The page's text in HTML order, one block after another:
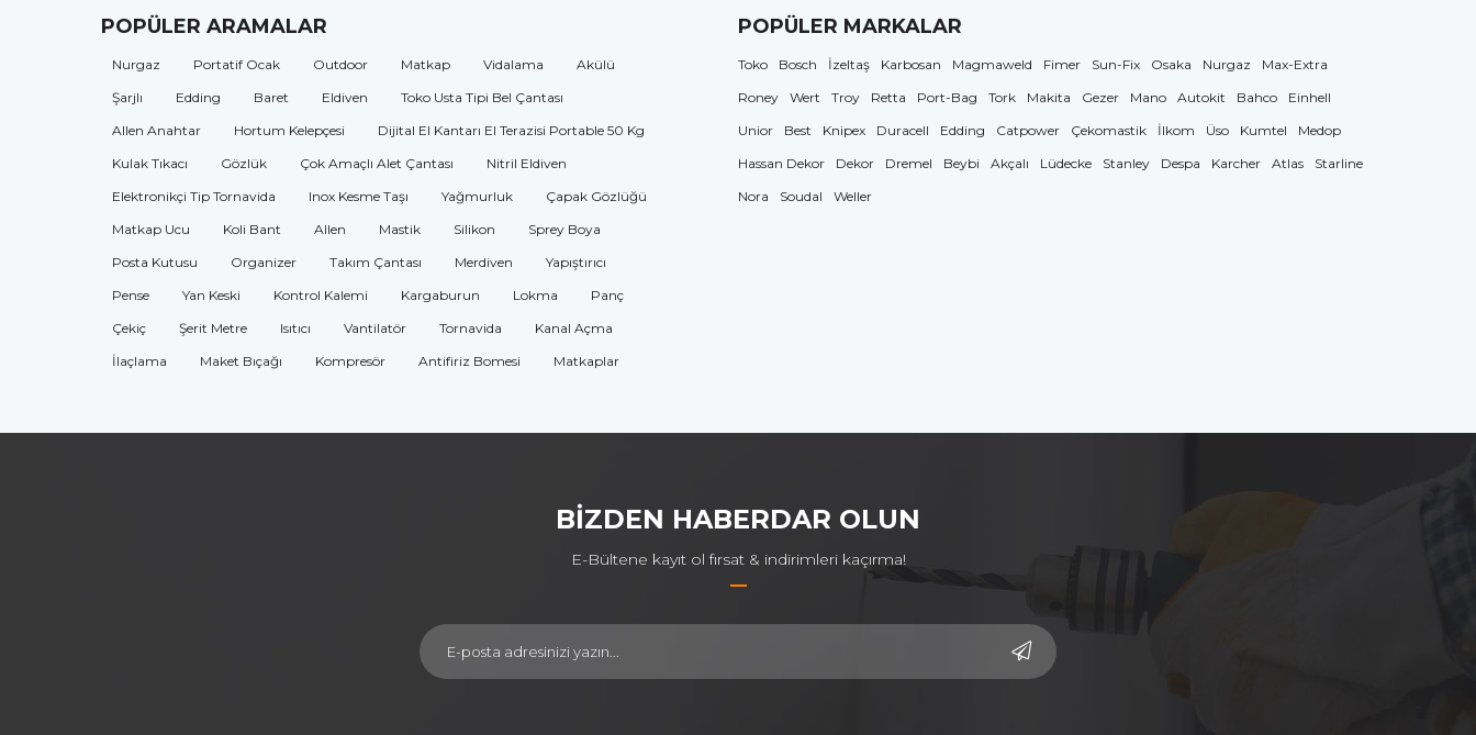
POPÜLER ARAMALAR
Nurgaz Portatif Ocak Outdoor Matkap Vidalama
Akülü
Şarjlı
Edding Baret Eldiven
Toko Usta Tipi Bel Çantası
Allen Anahtar
Hortum Kelepçesi
Dijital El Kantarı El Terazisi Portable 50 Kg
Kulak Tıkacı
Gözlük Çok Amaçlı Alet Çantası
Nitril Eldiven
Elektronikçi Tip Tornavida
Inox Kesme Taşı Yağmurluk
Çapak Gözlüğü
Matkap Ucu
Koli Bant Allen Mastik Silikon
Sprey Boya
Posta Kutusu
Organizer Takım Çantası Merdiven
Yapıştırıcı
Pense
Yan Keski Kontrol Kalemi Kargaburun Lokma
Panç
Çekiç
Şerit Metre Isıtıcı Vantilatör Tornavida
Kanal Açma
İlaçlama
Maket Bıçağı Kompresör Antifiriz Bomesi Matkaplar
POPÜLER MARKALAR
Toko Bosch İzeltaş Karbosan Magmaweld Fimer Sun-Fix Osaka Nurgaz
Max-Extra
Roney
Wert Troy Retta Port-Bag Tork Makita Gezer Mano Autokit Bahco
Einhell
Unior
Best Knipex Duracell Edding Catpower Çekomastik İlkom Üso Kumtel
Medop
Hassan Dekor
Dekor Dremel Beybi Akçalı Lüdecke Stanley Despa Karcher Atlas
Starline
Nora
Soudal Weller
BİZDEN HABERDAR OLUN
E-Bültene kayıt ol fırsat & indirimleri kaçırma!